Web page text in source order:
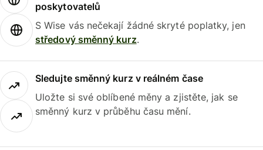
poskytovatelů
S Wise vás nečekají žádné skryté poplatky, jen
středový směnný kurz.
Sledujte směnný kurz v reálném čase
Uložte si své oblíbené měny a zjistěte, jak se
směnný kurz v průběhu času mění.